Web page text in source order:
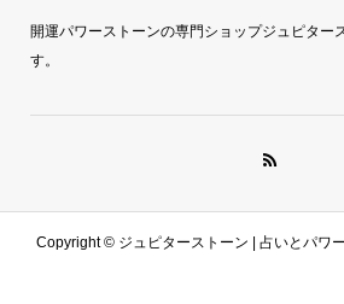
開運パワーストーンの専門ショップジュピター
す。
Copyright ©ジュピターストーン | 占いとパワ